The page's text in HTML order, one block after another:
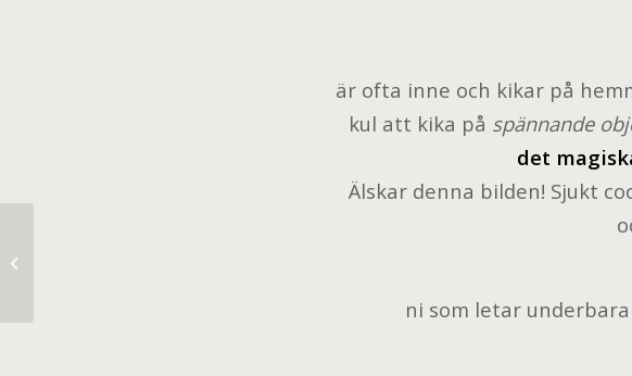
är ofta inne och kikar på
kul att kika på spännande
det
Älskar denna bilden! Sjukt
ni som letar